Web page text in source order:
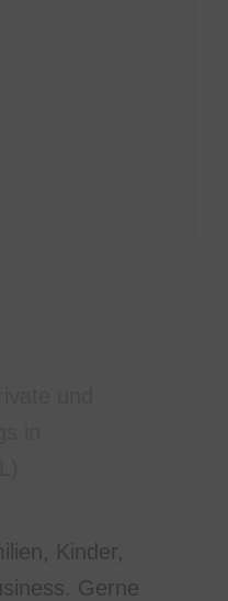
Kinder,
Gerne